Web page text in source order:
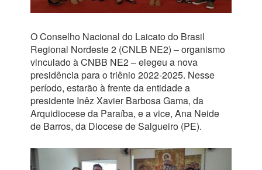
O Conselho Nacional do Laicato do Brasil
Regional Nordeste 2 (CNLB NE2) – organismo
vinculado à CNBB NE2 – elegeu a nova
presidência para o triênio 2022-2025. Nesse
período, estarão à frente da entidade a
presidente Inêz Xavier Barbosa Gama, da
Arquidiocese da Paraíba, e a vice, Ana Neide
de Barros, da Diocese de Salgueiro (PE).